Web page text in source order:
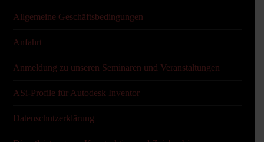
Allgemeine Geschäftsbedingungen
Anfahrt
Anmeldung zu unseren Seminaren und Veranstaltungen
ASi-Profile für Autodesk Inventor
Datenschutzerklärung